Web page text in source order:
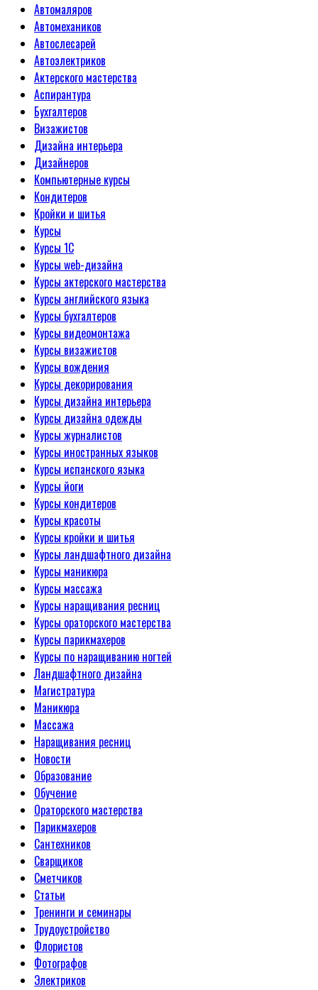
Автомаляров
Автомехаников
Автослесарей
Автоэлектриков
Актерского мастерства
Аспирантура
Бухгалтеров
Визажистов
Дизайна интерьера
Дизайнеров
Компьютерные курсы
Кондитеров
Кройки и шитья
Курсы
Курсы 1С
Курсы web-дизайна
Курсы актерского мастерства
Курсы английского языка
Курсы бухгалтеров
Курсы видеомонтажа
Курсы визажистов
Курсы вождения
Курсы декорирования
Курсы дизайна интерьера
Курсы дизайна одежды
Курсы журналистов
Курсы иностранных языков
Курсы испанского языка
Курсы йоги
Курсы кондитеров
Курсы красоты
Курсы кройки и шитья
Курсы ландшафтного дизайна
Курсы маникюра
Курсы массажа
Курсы наращивания ресниц
Курсы ораторского мастерства
Курсы парикмахеров
Курсы по наращиванию ногтей
Ландшафтного дизайна
Магистратура
Маникюра
Массажа
Наращивания ресниц
Новости
Образование
Обучение
Ораторского мастерства
Парикмахеров
Сантехников
Сварщиков
Сметчиков
Статьи
Тренинги и семинары
Трудоустройство
Флористов
Фотографов
Электриков